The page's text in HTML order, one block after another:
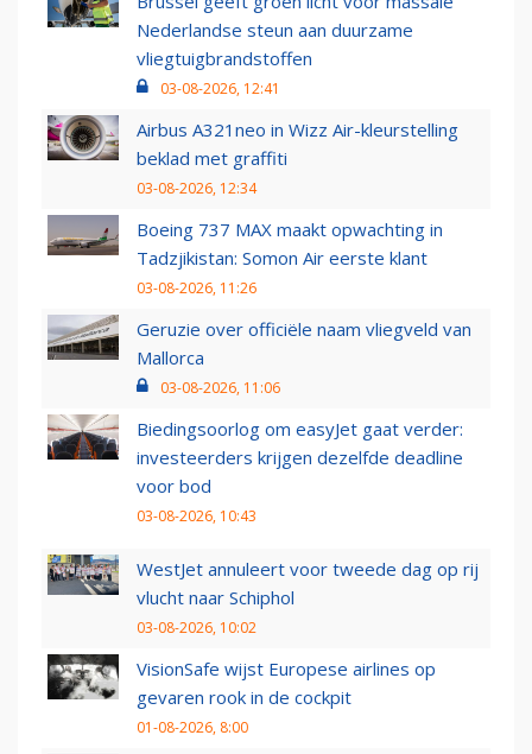
Nederlandse steun aan duurzame
vliegtuigbrandstoffen
03-08-2026, 12:41
Airbus A321neo in Wizz Air-kleurstelling
beklad met graffiti
03-08-2026, 12:34
Boeing 737 MAX maakt opwachting in
Tadzjikistan: Somon Air eerste klant
03-08-2026, 11:26
Geruzie over officiële naam vliegveld van
Mallorca
03-08-2026, 11:06
Biedingsoorlog om easyJet gaat verder:
investeerders krijgen dezelfde deadline
voor bod
03-08-2026, 10:43
WestJet annuleert voor tweede dag op rij
vlucht naar Schiphol
03-08-2026, 10:02
VisionSafe wijst Europese airlines op
gevaren rook in de cockpit
01-08-2026, 8:00